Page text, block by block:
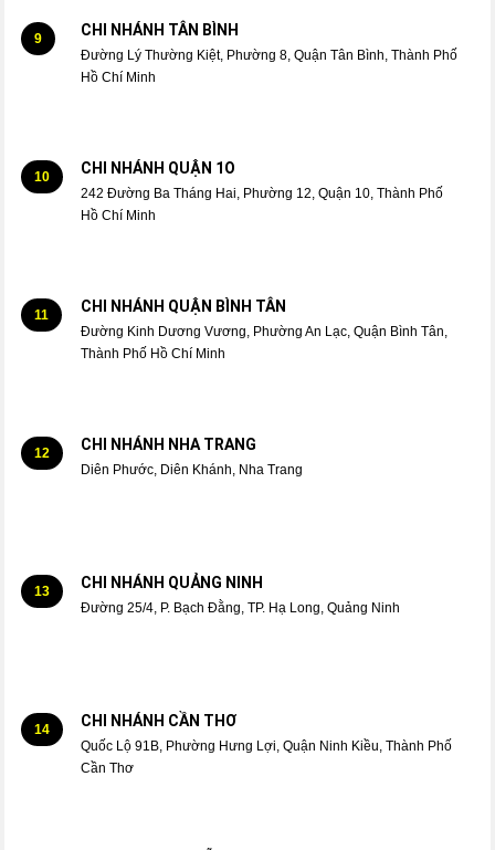
9 CHI NHÁNH TÂN BÌNH
Đường Lý Thường Kiệt, Phường 8, Quận Tân Bình, Thành Phố
Hồ Chí Minh
10 CHI NHÁNH QUẬN 1O
242 Đường Ba Tháng Hai, Phường 12, Quận 10, Thành Phố
Hồ Chí Minh
11 CHI NHÁNH QUẬN BÌNH TÂN
Đường Kinh Dương Vương, Phường An Lạc, Quận Bình Tân,
Thành Phố Hồ Chí Minh
12 CHI NHÁNH NHA TRANG
Diên Phước, Diên Khánh, Nha Trang
13 CHI NHÁNH QUẢNG NINH
Đường 25/4, P. Bạch Đằng, TP. Hạ Long, Quảng Ninh
14 CHI NHÁNH CẦN THƠ
Quốc Lộ 91B, Phường Hưng Lợi, Quận Ninh Kiều, Thành Phố
Cần Thơ